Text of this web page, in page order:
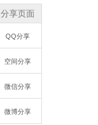
分享页面
QQ分享
空间分享
微信分享
微博分享